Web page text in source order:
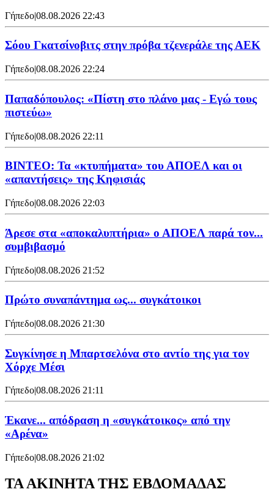
Γήπεδο|08.08.2026 22:43
Σόου Γκατσίνοβιτς στην πρόβα τζενεράλε της ΑΕΚ
Γήπεδο|08.08.2026 22:24
Παπαδόπουλος: «Πίστη στο πλάνο μας - Εγώ τους
πιστεύω»
Γήπεδο|08.08.2026 22:11
ΒΙΝΤΕΟ: Τα «κτυπήματα» του ΑΠΟΕΛ και οι
«απαντήσεις» της Κηφισιάς
Γήπεδο|08.08.2026 22:03
Άρεσε στα «αποκαλυπτήρια» ο ΑΠΟΕΛ παρά τον...
συμβιβασμό
Γήπεδο|08.08.2026 21:52
Πρώτο συναπάντημα ως... συγκάτοικοι
Γήπεδο|08.08.2026 21:30
Συγκίνησε η Μπαρτσελόνα στο αντίο της για τον
Χόρχε Μέσι
Γήπεδο|08.08.2026 21:11
Έκανε... απόδραση η «συγκάτοικος» από την
«Αρένα»
Γήπεδο|08.08.2026 21:02
ΤΑ ΑΚΙΝΗΤΑ ΤΗΣ ΕΒΔΟΜΑΔΑΣ